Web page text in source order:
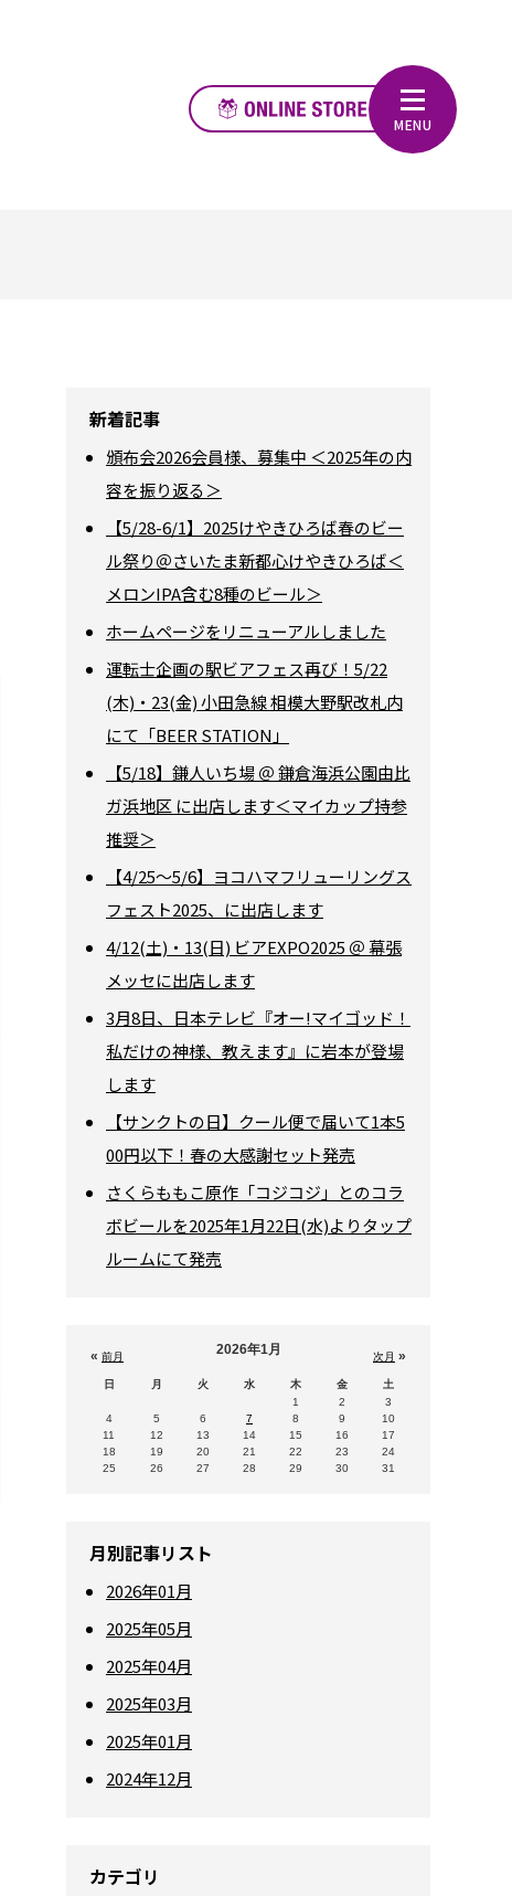
新着記事
頒布会2026会員様、募集中 ＜2025年の内
容を振り返る＞
【5/28-6/1】2025けやきひろば春のビー
ル祭り＠さいたま新都心けやきひろば＜
メロンIPA含む8種のビール＞
ホームページをリニューアルしました
運転士企画の駅ビアフェス再び！5/22
(木)・23(金) 小田急線 相模大野駅改札内
にて「BEER STATION」
【5/18】鎌人いち場 ＠ 鎌倉海浜公園由比
ガ浜地区 に出店します＜マイカップ持参
推奨＞
【4/25～5/6】ヨコハマフリューリングス
フェスト2025、に出店します
4/12(土)・13(日) ビアEXPO2025 ＠ 幕張
メッセに出店します
3月8日、日本テレビ『オー!マイゴッド！
私だけの神様、教えます』に岩本が登場
します
【サンクトの日】クール便で届いて1本5
00円以下！春の大感謝セット発売
さくらももこ原作「コジコジ」とのコラ
ボビールを2025年1月22日(水)よりタップ
ルームにて発売
« 前月 次月 »
2026年1月
日 月 火 水 木 金
土
1
2
3
4
5 6 7 8 9
10
11
12 13 14 15 16
17
18
19 20 21 22 23
24
25
26 27 28 29 30 31
月別記事リスト
2026年01月
2025年05月
2025年04月
2025年03月
2025年01月
2024年12月
カテゴリ